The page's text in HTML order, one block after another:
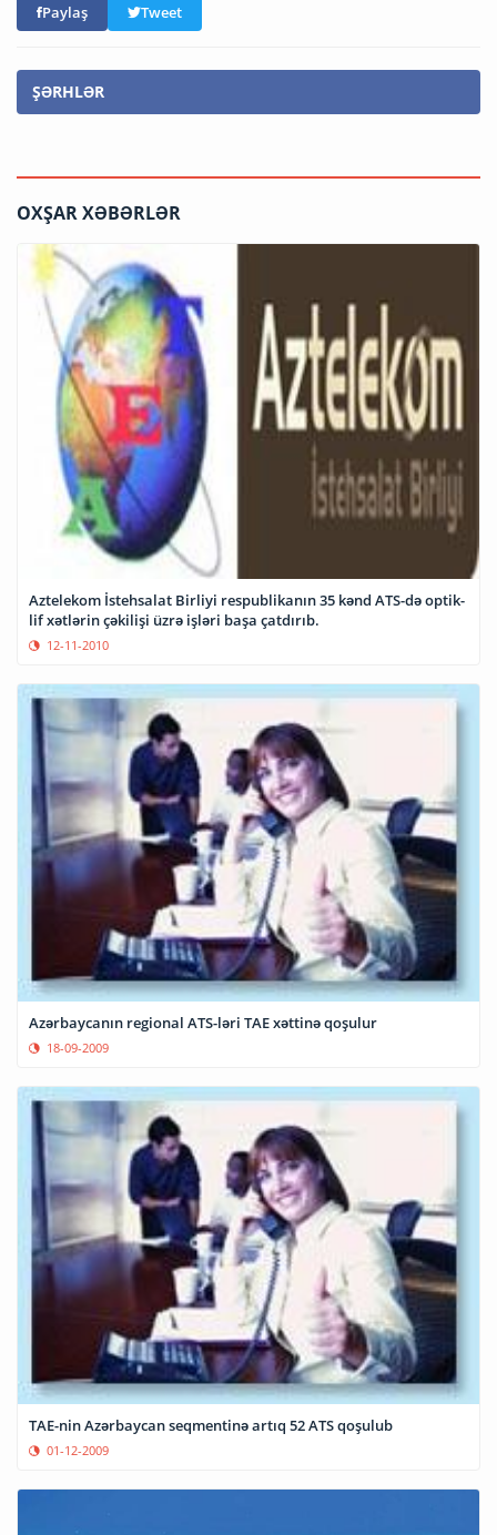
Paylaş Tweet
ŞƏRHLƏR
OXŞAR XƏBƏRLƏR
Aztelekom İstehsalat Birliyi respublikanın 35 kənd ATS-də optik-
lif xətlərin çəkilişi üzrə işləri başa çatdırıb.
12-11-2010
Azərbaycanın regional ATS-ləri TAE xəttinə qoşulur
18-09-2009
TAE-nin Azərbaycan seqmentinə artıq 52 ATS qoşulub
01-12-2009